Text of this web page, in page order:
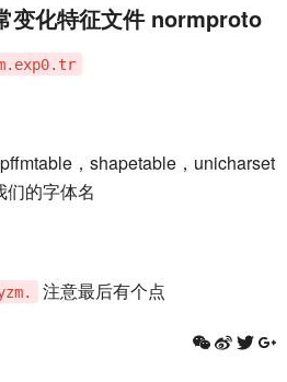
变化特征文件 normproto
，shapetable，unicharset
们的字体名
注意最后有个点